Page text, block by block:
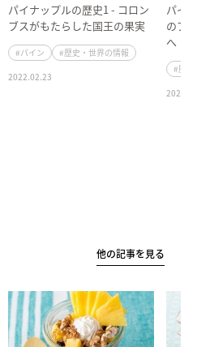
パイナップルの歴史1 - コロン
ブスがもたらした国王の果実
#パイン
#歴史・世界の情報
2022.02.23
パイ
のプ
へ
#歴史
他の記事を見る